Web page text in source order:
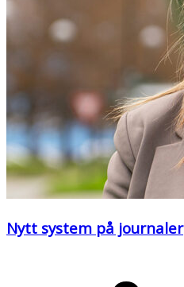
Nytt system på journaler